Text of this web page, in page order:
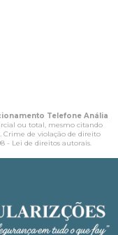
Telefone Anália
ou total, mesmo citando
Crime de violação de direito
- Lei de direitos autorais.